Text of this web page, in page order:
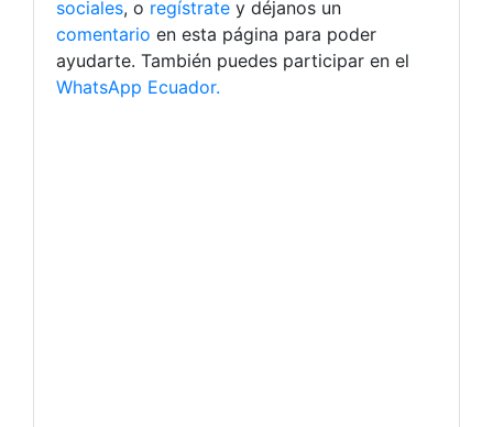
sociales, o regístrate y déjanos un
comentario en esta página para poder
ayudarte. También puedes participar en el
WhatsApp Ecuador.